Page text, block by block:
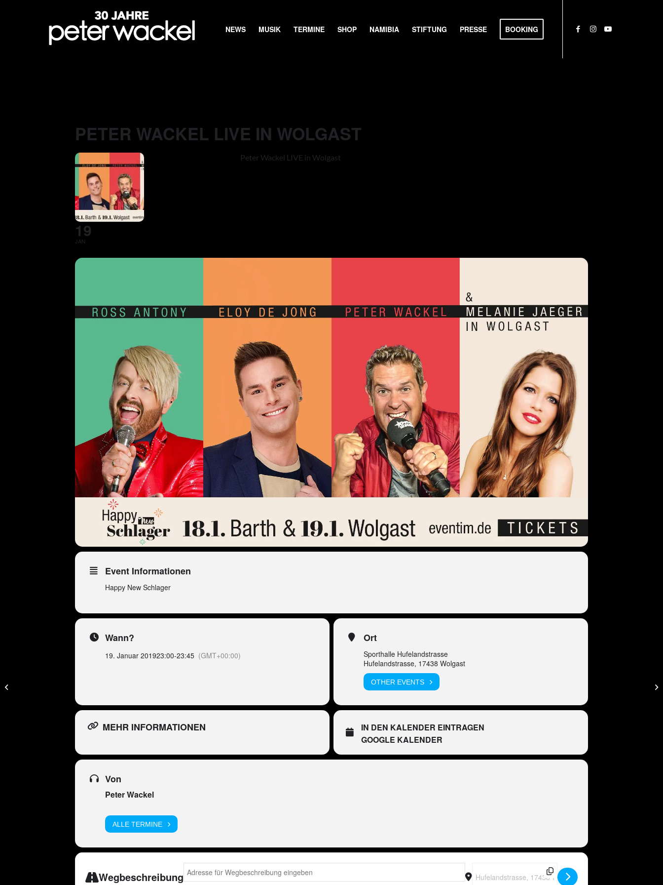
NEWS MUSIK TERMINE SHOP NAMIBIA STIFTUNG PRESSE BOOKING
PETER WACKEL LIVE IN WOLGAST
19
JAN
Peter Wackel LIVE in Wolgast
Event Informationen
Happy New Schlager
Wann?
19. Januar 201923:00-23:45 (GMT+00:00)
Ort
Sporthalle Hufelandstrasse
Hufelandstrasse, 17438 Wolgast
OTHER EVENTS
MEHR INFORMATIONEN
IN DEN KALENDER EINTRAGEN
GOOGLE KALENDER
Von
Peter Wackel
ALLE TERMINE
Wegbeschreibung
Address - Peter Wackel LIVE in Wolgast [yTlIsovLu] Destination Address - Peter Wackel LIVE in Wolgast